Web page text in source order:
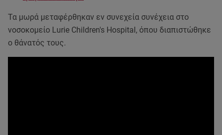
Τα μωρά μεταφέρθηκαν εν συνεχεία συνέχεια στο
νοσοκομείο Lurie Children's Hospital, όπου διαπιστώθηκε
ο θάνατός τους.